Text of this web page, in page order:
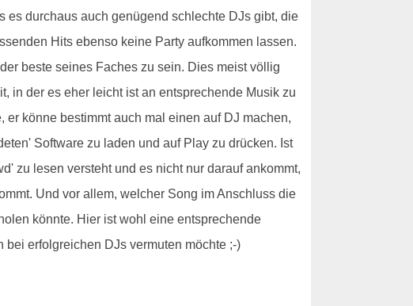
durchaus auch genügend schlechte DJs gibt, die
Hits ebenso keine Party aufkommen lassen.
beste seines Faches zu sein. Dies meist völlig
in der es eher leicht ist an entsprechende Musik zu
könne bestimmt auch mal einen auf DJ machen,
Software zu laden und auf Play zu drücken. Ist
zu lesen versteht und es nicht nur darauf ankommt,
Und vor allem, welcher Song im Anschluss die
könnte. Hier ist wohl eine entsprechende
erfolgreichen DJs vermuten möchte ;-)